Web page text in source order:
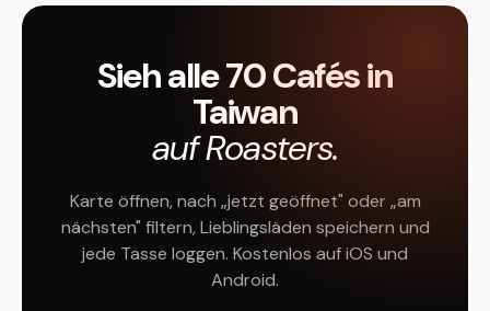
Sieh alle 70 Cafés in
Taiwan
auf Roasters.
Karte öffnen, nach „jetzt geöffnet" oder „am
nächsten" filtern, Lieblingsläden speichern und
jede Tasse loggen. Kostenlos auf iOS und
Android.